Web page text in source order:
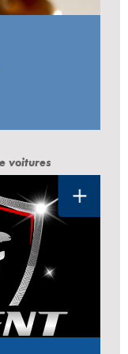
voitures